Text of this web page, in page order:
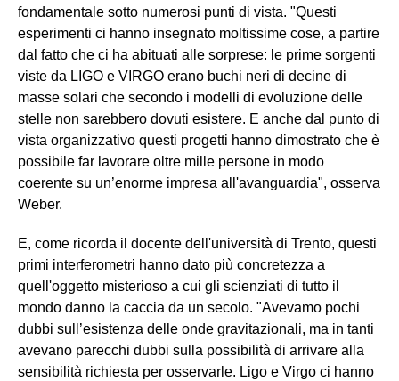
fondamentale sotto numerosi punti di vista. "Questi
esperimenti ci hanno insegnato moltissime cose, a partire
dal fatto che ci ha abituati alle sorprese: le prime sorgenti
viste da LIGO e VIRGO erano buchi neri di decine di
masse solari che secondo i modelli di evoluzione delle
stelle non sarebbero dovuti esistere. E anche dal punto di
vista organizzativo questi progetti hanno dimostrato che è
possibile far lavorare oltre mille persone in modo
coerente su un’enorme impresa all'avanguardia", osserva
Weber.
E, come ricorda il docente dell'università di Trento, questi
primi interferometri hanno dato più concretezza a
quell'oggetto misterioso a cui gli scienziati di tutto il
mondo danno la caccia da un secolo. "Avevamo pochi
dubbi sull’esistenza delle onde gravitazionali, ma in tanti
avevano parecchi dubbi sulla possibilità di arrivare alla
sensibilità richiesta per osservarle. Ligo e Virgo ci hanno